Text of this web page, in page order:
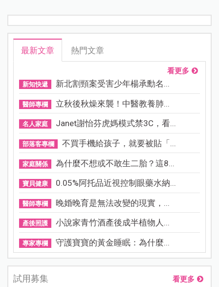
最新文章 熱門文章
看更多
新知快遞 新北割頸案受害少年楊承勳名...
醫師專欄 立秋後秋燥來襲！中醫教養肺...
名人家庭 Janet謝怡芬虎媽模式禁3C，看...
部落客專欄 不買手機給孩子，就要被貼「...
家庭關係 為什麼不想或不敢生二胎？這8...
寶貝健康 0.05%阿托品近視控制眼藥水納...
醫師專欄 晚婚晚育是無法改變的現實，...
產後照護 小說家青竹酒產後成半植物人...
專家專欄 守護寶寶的黃金睡眠：為什麼...
試用募集 看更多